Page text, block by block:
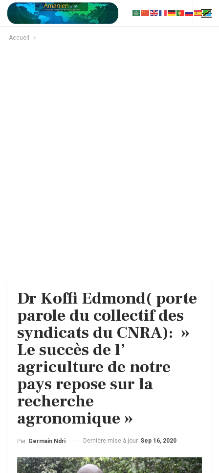
Accueil
Dr Koffi Edmond( porte
parole du collectif des
syndicats du CNRA): »
Le succès de l’
agriculture de notre
pays repose sur la
recherche
agronomique »
Par Germain Ndri Dernière mise à jour Sep 16, 2020